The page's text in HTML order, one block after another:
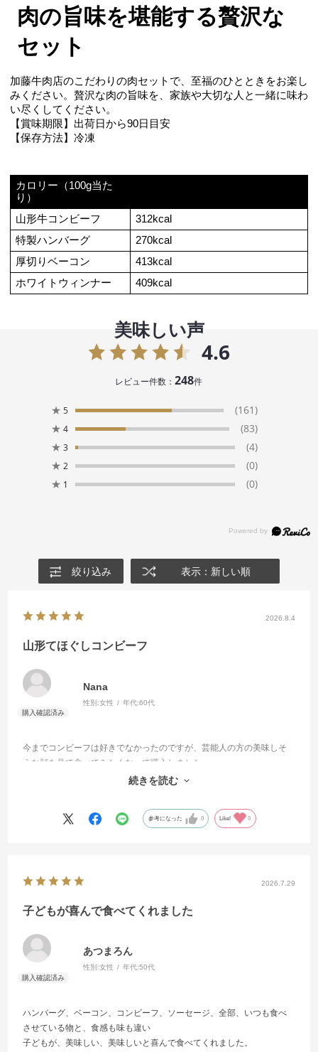
肉の旨味を堪能する贅沢な
セット
加藤牛肉店のこだわりの肉セットで、至福のひとときをお楽し
みください。贅沢な肉の旨味を、家族や大切な人と一緒に味わ
い尽くしてください。
【賞味期限】出荷日から90日目安
【保存方法】冷凍
カロリー（100g当た
り）
山形牛コンビーフ
312kcal
特製ハンバーグ
270kcal
厚切りベーコン
413kcal
ホワイトウィンナー
409kcal
美味しい声
4.6
レビュー件数：248件
★ 5
(161)
★ 4
(83)
★ 3
(4)
★ 2
(0)
★ 1 (0)
絞り込み 表示：新しい順
2026.8.4
山形てほぐしコンビーフ
Nana
性別:女性 年代:60代
今までコンビーフは好きでなかったのですが、芸能人の方の美味しそ
うな顔を見て食べてみたくなって購入しました。
食べて納得、私も笑顔になりました。
続きを読む
参考になった 0 Like! 0
2026.7.29
子どもが喜んで食べてくれました
あつまろん
性別:女性 年代:50代
ハンバーグ、ベーコン、コンビーフ、ソーセージ、全部、いつも食べ
させている物と、食感も味も違い
子どもが、美味しい、美味しいと喜んで食べてくれました。